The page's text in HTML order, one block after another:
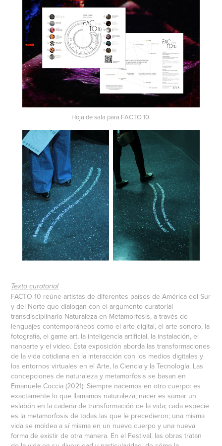
Hoja de sala para FACTO 10.
Texto curatorial
FACTO 10 reúne artistas de diferentes países de América del Sur
y del Norte que dialogan con el argumento curatorial
transdisciplinario Naturaleza en Metamorfosis, a través de
lenguajes contemporáneos como el arte digital, el arte sonoro, la
fotografía, el game art, la inteligencia artificial, la instalación, el
nanoarte y el video. Esta exposición aborda las transformaciones
de la vida cotidiana en la interacción con los medios digitales y
los entornos virtuales en el Arte, la Ciencia y la Tecnología. Las
concepciones de naturaleza y metamorfosis se basan en
Emanuele Coccia (2021). Siempre nacemos en otro cuerpo: es
exactamente lo que llamamos naturaleza; nacer es sumar un
eslabón en la cadena de transformación de la vida; cada especie
es la metamorfosis de todas las que le precedieron; una misma
vida se moldea a sí misma en un nuevo cuerpo y una nueva
forma de existir de otra manera. En el Festival, las obras tratan